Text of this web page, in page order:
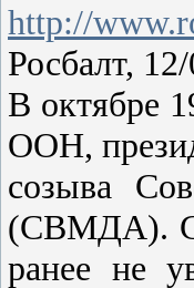
http://
Росбалт,
В октябре
ООН,
созыва
(СВМДА).
ранее не